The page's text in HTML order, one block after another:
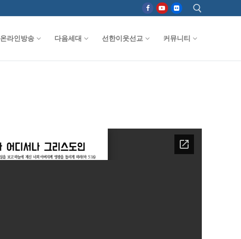
온라인방송 다음세대 선한이웃선교 커뮤니티